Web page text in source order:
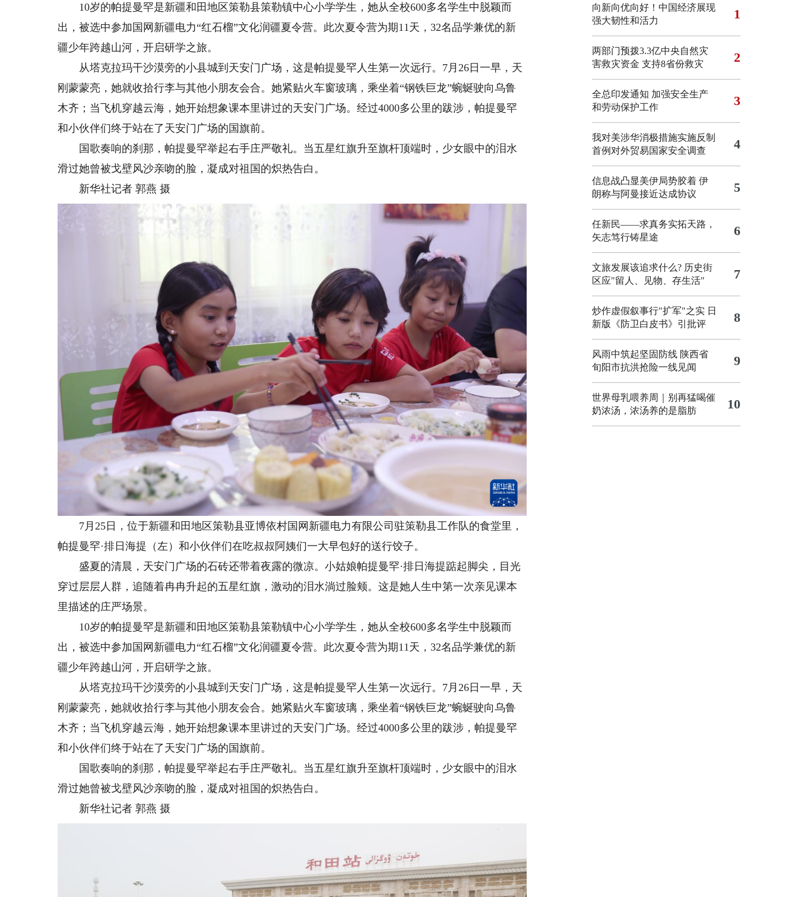
10岁的帕提曼罕是新疆和田地区策勒县策勒镇中心小学学生，她从全校600多名学生中脱颖而
出，被选中参加国网新疆电力“红石榴”文化润疆夏令营。此次夏令营为期11天，32名品学兼优的新
疆少年跨越山河，开启研学之旅。
从塔克拉玛干沙漠旁的小县城到天安门广场，这是帕提曼罕人生第一次远行。7月26日一早，天
刚蒙蒙亮，她就收拾行李与其他小朋友会合。她紧贴火车窗玻璃，乘坐着“钢铁巨龙”蜿蜒驶向乌鲁
木齐；当飞机穿越云海，她开始想象课本里讲过的天安门广场。经过4000多公里的跋涉，帕提曼罕
和小伙伴们终于站在了天安门广场的国旗前。
国歌奏响的刹那，帕提曼罕举起右手庄严敬礼。当五星红旗升至旗杆顶端时，少女眼中的泪水
滑过她曾被戈壁风沙亲吻的脸，凝成对祖国的炽热告白。
新华社记者 郭燕 摄
7月25日，位于新疆和田地区策勒县亚博依村国网新疆电力有限公司驻策勒县工作队的食堂里，
帕提曼罕·排日海提（左）和小伙伴们在吃叔叔阿姨们一大早包好的送行饺子。
盛夏的清晨，天安门广场的石砖还带着夜露的微凉。小姑娘帕提曼罕·排日海提踮起脚尖，目光
穿过层层人群，追随着冉冉升起的五星红旗，激动的泪水淌过脸颊。这是她人生中第一次亲见课本
里描述的庄严场景。
10岁的帕提曼罕是新疆和田地区策勒县策勒镇中心小学学生，她从全校600多名学生中脱颖而
出，被选中参加国网新疆电力“红石榴”文化润疆夏令营。此次夏令营为期11天，32名品学兼优的新
疆少年跨越山河，开启研学之旅。
从塔克拉玛干沙漠旁的小县城到天安门广场，这是帕提曼罕人生第一次远行。7月26日一早，天
刚蒙蒙亮，她就收拾行李与其他小朋友会合。她紧贴火车窗玻璃，乘坐着“钢铁巨龙”蜿蜒驶向乌鲁
木齐；当飞机穿越云海，她开始想象课本里讲过的天安门广场。经过4000多公里的跋涉，帕提曼罕
和小伙伴们终于站在了天安门广场的国旗前。
国歌奏响的刹那，帕提曼罕举起右手庄严敬礼。当五星红旗升至旗杆顶端时，少女眼中的泪水
滑过她曾被戈壁风沙亲吻的脸，凝成对祖国的炽热告白。
新华社记者 郭燕 摄
向新向优向好！中国经济展现
强大韧性和活力
1
两部门预拨3.3亿中央自然灾
害救灾资金 支持8省份救灾
2
全总印发通知 加强安全生产
和劳动保护工作
3
我对美涉华消极措施实施反制
首例对外贸易国家安全调查
4
信息战凸显美伊局势胶着 伊
朗称与阿曼接近达成协议
5
任新民——求真务实拓天路，
矢志笃行铸星途
6
文旅发展该追求什么? 历史街
区应"留人、见物、存生活"
7
炒作虚假叙事行"扩军"之实 日
新版《防卫白皮书》引批评
8
风雨中筑起坚固防线 陕西省
旬阳市抗洪抢险一线见闻
9
世界母乳喂养周｜别再猛喝催
奶浓汤，浓汤养的是脂肪
10